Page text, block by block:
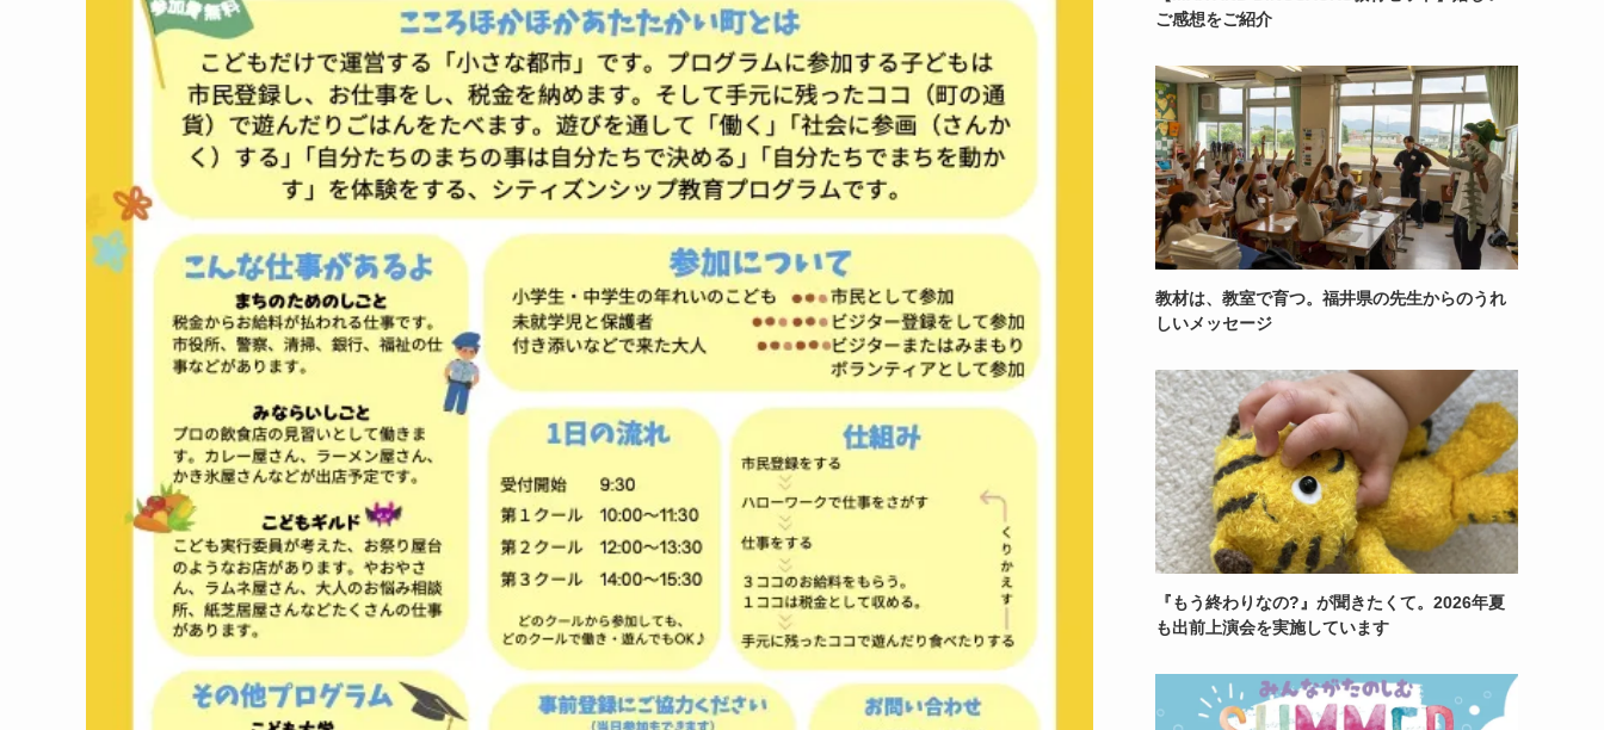
ご感想をご紹介
教材は、教室で育つ。福井県の先生からのうれ
しいメッセージ
『もう終わりなの?』が聞きたくて。2026年夏
も出前上演会を実施しています